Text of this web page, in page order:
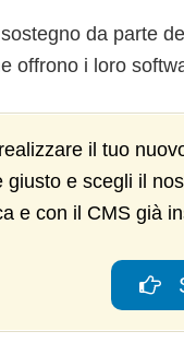
da parte
offrono i loro
il tuo
giusto e scegli il
e con il CMS già